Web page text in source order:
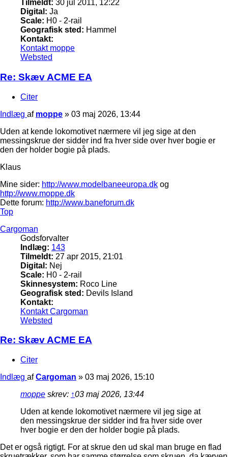
Tilmeldt: 30 jul 2011, 12:22
Digital: Ja
Scale: H0 - 2-rail
Geografisk sted: Hammel
Kontakt:
Kontakt moppe
Websted
Re: Skæv ACME EA
Citer
Indlæg af moppe » 03 maj 2026, 13:44
Uden at kende lokomotivet nærmere vil jeg sige at den
messingskrue der sidder ind fra hver side over hver bogie er
den der holder bogie på plads.
Klaus
Mine sider: http://www.modelbaneeuropa.dk og
http://www.moppe.dk
Dette forum: http://www.baneforum.dk
Top
Cargoman
Godsforvalter
Indlæg: 143
Tilmeldt: 27 apr 2015, 21:01
Digital: Nej
Scale: H0 - 2-rail
Skinnesystem: Roco Line
Geografisk sted: Devils Island
Kontakt:
Kontakt Cargoman
Websted
Re: Skæv ACME EA
Citer
Indlæg afCargoman » 03 maj 2026, 15:10
moppe skrev: ↑03 maj 2026, 13:44
Uden at kende lokomotivet nærmere vil jeg sige at
den messingskrue der sidder ind fra hver side over
hver bogie er den der holder bogie på plads.
Det er også rigtigt. For at skrue den ud skal man bruge en flad